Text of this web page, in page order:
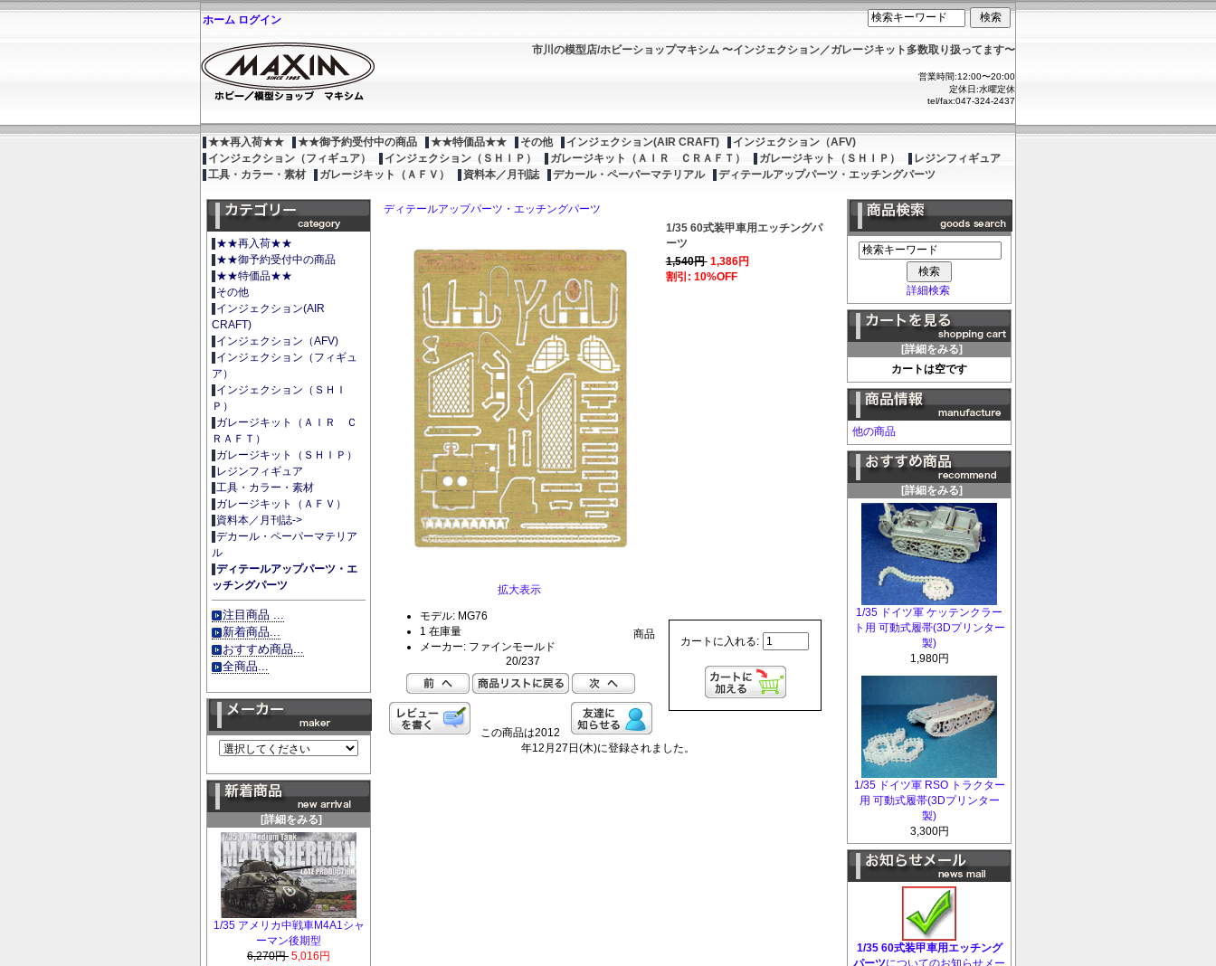
ホーム ログイン
市川の模型店/ホビーショップマキシム 〜インジェクション／ガレージキット多数取り扱ってます〜
営業時間:12:00〜20:00
定休日:水曜定休
tel/fax:047-324-2437
★★再入荷★★ ★★御予約受付中の商品 ★★特価品★★ その他 インジェクション(AIR CRAFT)
インジェクション（AFV)
インジェクション（フィギュア）
インジェクション（ＳＨＩＰ） ガレージキット（ＡＩＲ ＣＲＡＦＴ） ガレージキット（ＳＨＩＰ）
レジンフィギュア
工具・カラー・素材
ガレージキット（ＡＦＶ） 資料本／月刊誌 デカール・ペーパーマテリアル ディテールアップパーツ・エッチングパーツ
★★再入荷★★
★★御予約受付中の商品
★★特価品★★
その他
インジェクション(AIR
CRAFT)
インジェクション（AFV)
インジェクション（フィギュ
ア）
インジェクション（ＳＨＩ
Ｐ）
ガレージキット（ＡＩＲ Ｃ
ＲＡＦＴ）
ガレージキット（ＳＨＩＰ）
レジンフィギュア
工具・カラー・素材
ガレージキット（ＡＦＶ）
資料本／月刊誌->
デカール・ペーパーマテリア
ル
ディテールアップパーツ・エ
ッチングパーツ
注目商品 ...
新着商品...
おすすめ商品...
全商品...
[詳細をみる]
1/35 アメリカ中戦車M4A1シャ
ーマン後期型
6,270円 5,016円
ディテールアップパーツ・エッチングパーツ
拡大表示
1/35 60式装甲車用エッチングパ
ーツ
1,540円 1,386円
割引: 10%OFF
カートに入れる:
モデル: MG76
1 在庫量
メーカー: ファインモールド
商品
20/237
この商品は2012
年12月27日(木)に登録されました。
詳細検索
[詳細をみる]
カートは空です
他の商品
[詳細をみる]
1/35 ドイツ軍 ケッテンクラー
ト用 可動式履帯(3Dプリンター
製)
1,980円
1/35 ドイツ軍 RSO トラクター
用 可動式履帯(3Dプリンター
製)
3,300円
1/35 60式装甲車用エッチング
パーツについてのお知らせメー